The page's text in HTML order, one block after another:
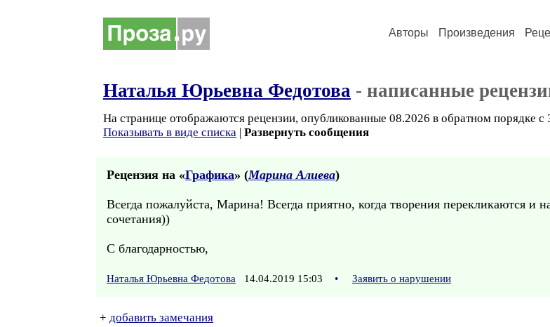
Авторы Произведения
Наталья Юрьевна Федотова - написанные
На странице отображаются рецензии, опубликованные 08.2026 в обратном порядке с
Показывать в виде списка | Развернуть сообщения
Рецензия на «Графика» (Марина Алиева)
Всегда пожалуйста, Марина! Всегда приятно, когда творения перекликаются и
сочетания))
С благодарностью,
Наталья Юрьевна Федотова 14.04.2019 15:03 • Заявить о нарушении
+ добавить замечания